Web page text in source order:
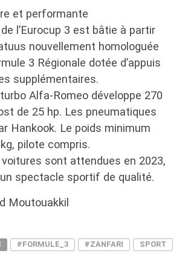
et performante
l’Eurocup 3 est bâtie à partir
nouvellement homologuée
3 Régionale dotée d’appuis
supplémentaires.
Alfa-Romeo développe 270
de 25 hp. Les pneumatiques
Hankook. Le poids minimum
pilote compris.
sont attendues en 2023,
spectacle sportif de qualité.
Moutouakkil
#FORMULE_3 #ZANFARI
SPORT